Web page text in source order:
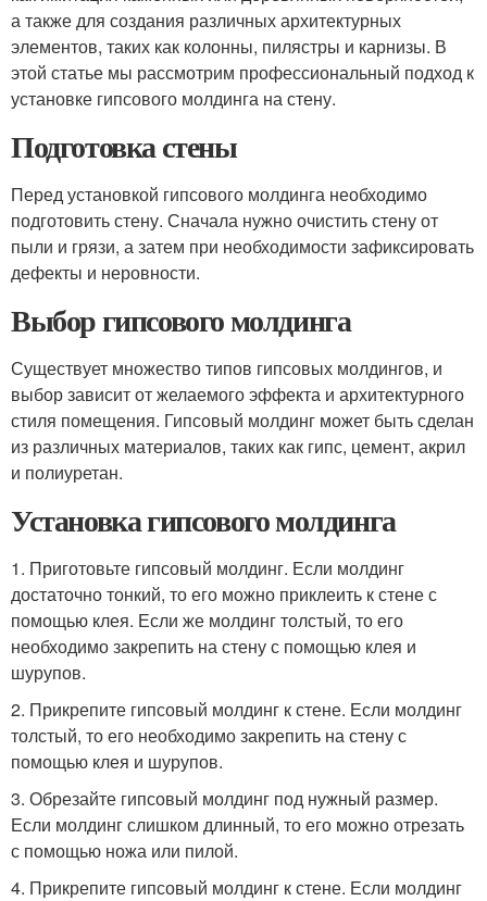
а также для создания различных архитектурных
элементов, таких как колонны, пилястры и карнизы. В
этой статье мы рассмотрим профессиональный подход к
установке гипсового молдинга на стену.
Подготовка стены
Перед установкой гипсового молдинга необходимо
подготовить стену. Сначала нужно очистить стену от
пыли и грязи, а затем при необходимости зафиксировать
дефекты и неровности.
Выбор гипсового молдинга
Существует множество типов гипсовых молдингов, и
выбор зависит от желаемого эффекта и архитектурного
стиля помещения. Гипсовый молдинг может быть сделан
из различных материалов, таких как гипс, цемент, акрил
и полиуретан.
Установка гипсового молдинга
1. Приготовьте гипсовый молдинг. Если молдинг
достаточно тонкий, то его можно приклеить к стене с
помощью клея. Если же молдинг толстый, то его
необходимо закрепить на стену с помощью клея и
шурупов.
2. Прикрепите гипсовый молдинг к стене. Если молдинг
толстый, то его необходимо закрепить на стену с
помощью клея и шурупов.
3. Обрезайте гипсовый молдинг под нужный размер.
Если молдинг слишком длинный, то его можно отрезать
с помощью ножа или пилой.
4. Прикрепите гипсовый молдинг к стене. Если молдинг